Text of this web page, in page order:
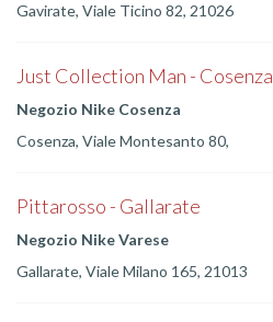
Gavirate, Viale Ticino 82, 21026
Just Collection Man - Cosenza
Negozio Nike Cosenza
Cosenza, Viale Montesanto 80,
Pittarosso - Gallarate
Negozio Nike Varese
Gallarate, Viale Milano 165, 21013